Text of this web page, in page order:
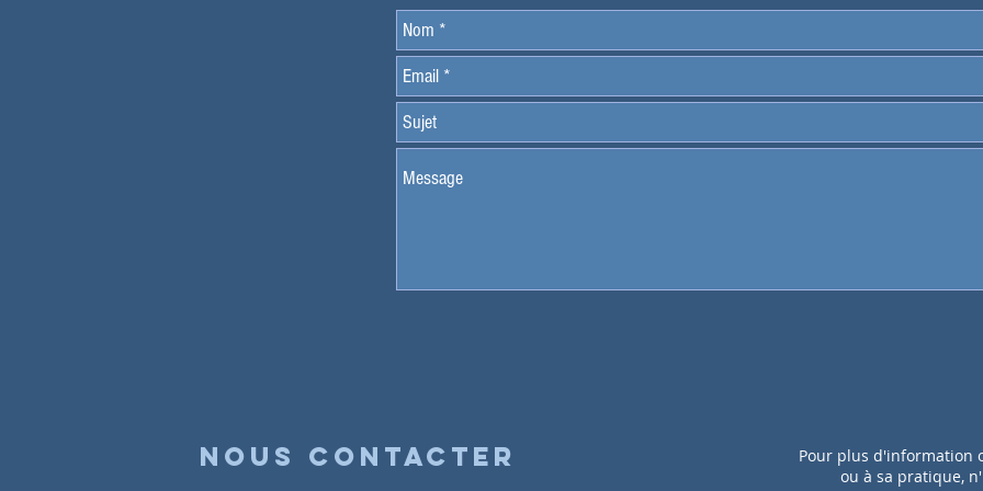
Nous contacter
Pour plus d'information
ou à sa pratique,